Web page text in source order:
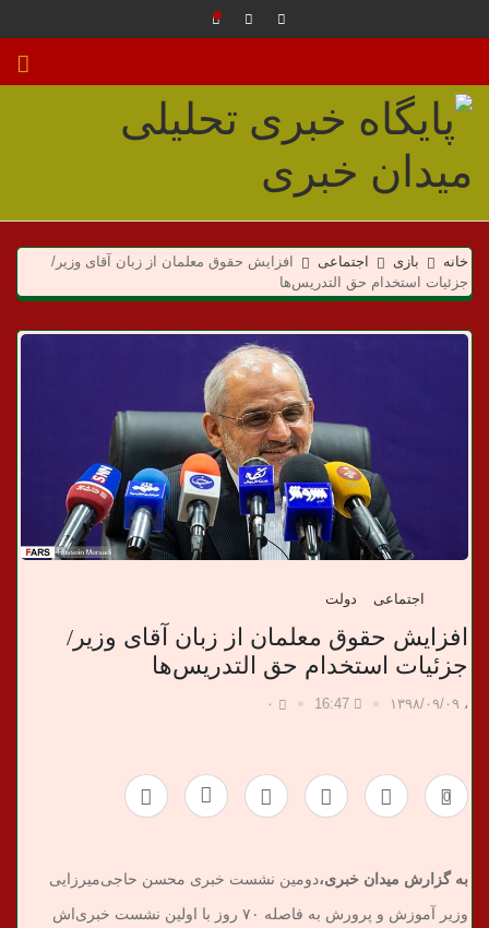
م
ی
د
ی
خانه بازی اجتماعی
افزایش حقوق معلمان از زبان آقای وزیر/
جزئیات استخدام حق التدریس‌ها
اجتماعی دولت
افزایش حقوق معلمان از زبان آقای وزیر/
جزئیات استخدام حق التدریس‌ها
، ۱۳۹۸/۰۹/۰۹ 16:47 ۰
0
به گزارش میدان خبری،دومین نشست خبری محسن حاجی‌میرزایی
وزیر آموزش و پرورش به فاصله ۷۰ روز با اولین نشست خبری‌اش